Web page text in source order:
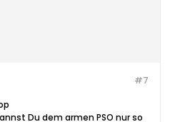
#7
Du dem armen PSO nur so